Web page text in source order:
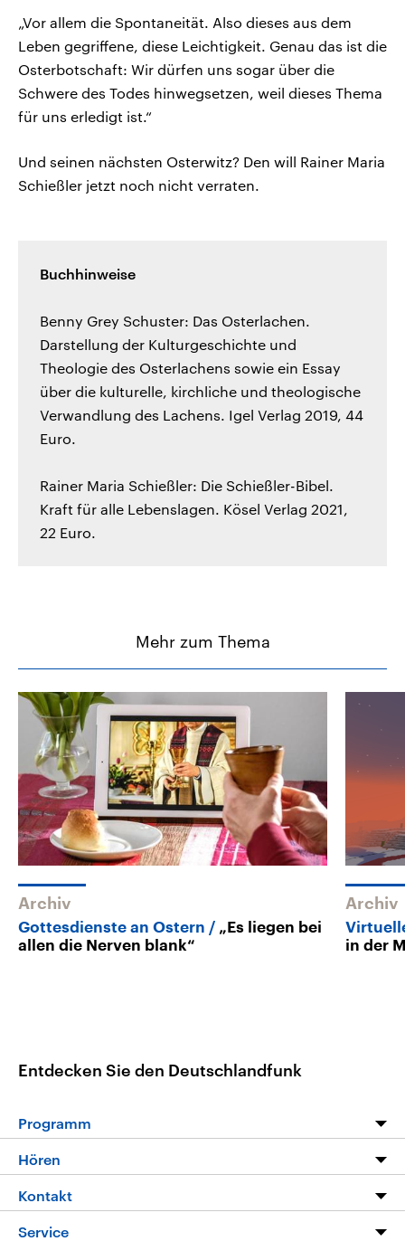
„Vor allem die Spontaneität. Also dieses aus dem
Leben gegriffene, diese Leichtigkeit. Genau das ist die
Osterbotschaft: Wir dürfen uns sogar über die
Schwere des Todes hinwegsetzen, weil dieses Thema
für uns erledigt ist.“
Und seinen nächsten Osterwitz? Den will Rainer Maria
Schießler jetzt noch nicht verraten.
Buchhinweise
Benny Grey Schuster: Das Osterlachen.
Darstellung der Kulturgeschichte und
Theologie des Osterlachens sowie ein Essay
über die kulturelle, kirchliche und theologische
Verwandlung des Lachens. Igel Verlag 2019, 44
Euro.
Rainer Maria Schießler: Die Schießler-Bibel.
Kraft für alle Lebenslagen. Kösel Verlag 2021,
22 Euro.
Mehr zum Thema
Archiv
Gottesdienste an Ostern
„Es liegen bei
allen die Nerven blank“
Archiv
in der
Entdecken Sie den Deutschlandfunk
Programm
Die Nachrichten
Hören
Livestream
Kontakt
Service